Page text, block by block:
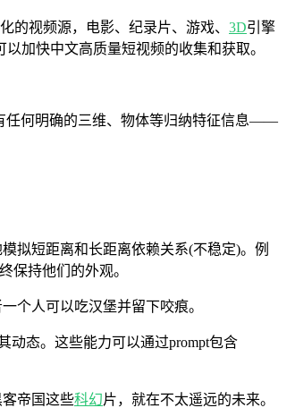
的视频源，电影、纪录片、游戏、 3D引擎
以加快中文高质量短视频的收集和获取。
任何明确的三维、物体等归纳特征信息——
拟短距离和长距离依赖关系(不稳定)。例
保持他们的外观。
个人可以吃汉堡并留下咬痕。
动态。这些能力可以通过prompt包含
帝国这些科幻片，就在不太遥远的未来。